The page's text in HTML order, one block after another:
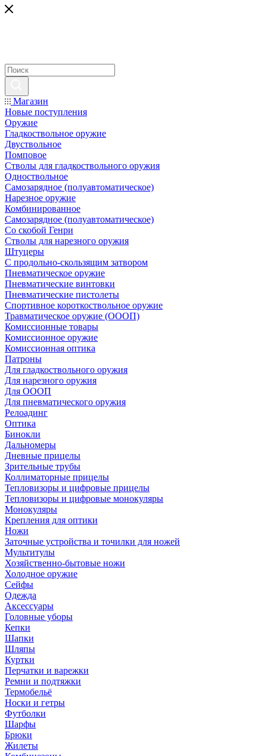
Магазин
Новые поступления
Оружие
Гладкоствольное оружие
Двуствольное
Помповое
Стволы для гладкоствольного оружия
Одноствольное
Самозарядное (полуавтоматическое)
Нарезное оружие
Комбинированное
Самозарядное (полуавтоматическое)
Со скобой Генри
Стволы для нарезного оружия
Штуцеры
С продольно-скользящим затвором
Пневматическое оружие
Пневматические винтовки
Пневматические пистолеты
Спортивное короткоствольное оружие
Травматическое оружие (ОООП)
Комиссионные товары
Комиссионное оружие
Комиссионная оптика
Патроны
Для гладкоствольного оружия
Для нарезного оружия
Для ОООП
Для пневматического оружия
Релоадинг
Оптика
Бинокли
Дальномеры
Дневные прицелы
Зрительные трубы
Коллиматорные прицелы
Тепловизоры и цифровые прицелы
Тепловизоры и цифровые монокуляры
Монокуляры
Крепления для оптики
Ножи
Заточные устройства и точилки для ножей
Мультитулы
Хозяйственно-бытовые ножи
Холодное оружие
Сейфы
Одежда
Аксессуары
Головные уборы
Кепки
Шапки
Шляпы
Куртки
Перчатки и варежки
Ремни и подтяжки
Термобельё
Носки и гетры
Футболки
Шарфы
Брюки
Жилеты